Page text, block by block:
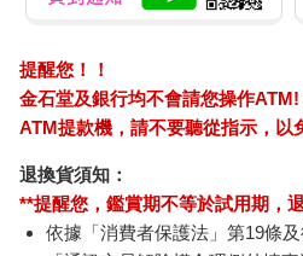
提醒您！！
金石堂及銀行均不會請您操作
ATM提款機，請不要聽從指示，以
退換貨須知：
**提醒您，鑑賞期不等於試用期，
依據「消費者保護法」第19條